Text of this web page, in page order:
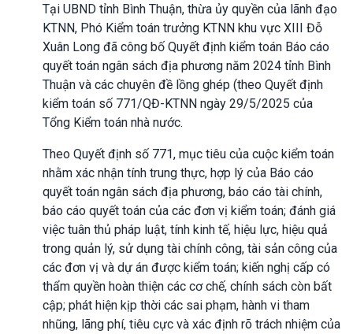
Tại UBND tỉnh Bình Thuận, thừa ủy quyền của lãnh đạo
KTNN, Phó Kiểm toán trưởng KTNN khu vực XIII Đỗ
Xuân Long đã công bố Quyết định kiểm toán Báo cáo
quyết toán ngân sách địa phương năm 2024 tỉnh Bình
Thuận và các chuyên đề lồng ghép (theo Quyết định
kiểm toán số 771/QĐ-KTNN ngày 29/5/2025 của
Tổng Kiểm toán nhà nước.
Theo Quyết định số 771, mục tiêu của cuộc kiểm toán
nhằm xác nhận tính trung thực, hợp lý của Báo cáo
quyết toán ngân sách địa phương, báo cáo tài chính,
báo cáo quyết toán của các đơn vị kiểm toán; đánh giá
việc tuân thủ pháp luật, tính kinh tế, hiệu lực, hiệu quả
trong quản lý, sử dụng tài chính công, tài sản công của
các đơn vị và dự án được kiểm toán; kiến nghị cấp có
thẩm quyền hoàn thiện các cơ chế, chính sách còn bất
cập; phát hiện kịp thời các sai phạm, hành vi tham
nhũng, lãng phí, tiêu cực và xác định rõ trách nhiệm của